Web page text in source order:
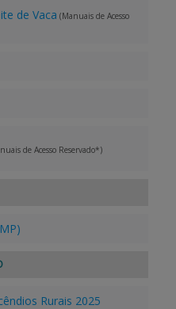
de Vaca (Manuais de Acesso
de Acesso Reservado*)
Rurais 2025